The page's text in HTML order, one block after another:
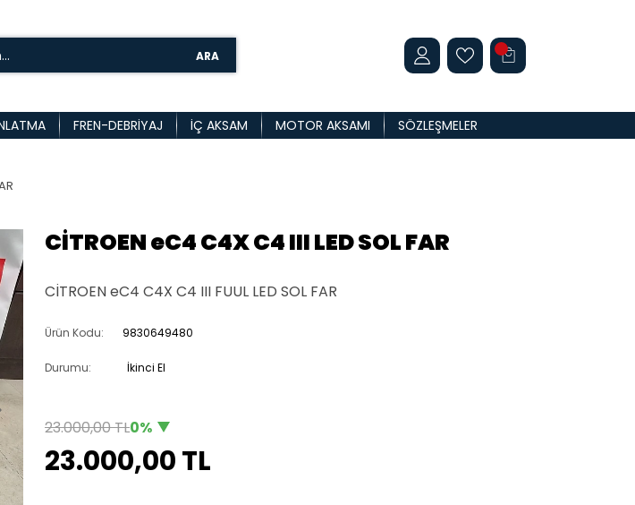
ARA
FREN-DEBRIYAJ İÇ AKSAM MOTOR AKSAMI SÖZLEŞMELER
CİTROEN eC4 C4X C4 III LED SOL FAR
CİTROEN eC4 C4X C4 III FUUL LED SOL FAR
Ürün Kodu: 9830649480
Durumu: İkinci El
23.000,00 TL0%
23.000,00 TL